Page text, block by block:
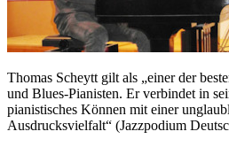
Thomas Scheytt gilt als „einer der
und Blues-Pianisten. Er verbindet in
pianistisches Können mit einer
Ausdrucksvielfalt“ (Jazzpodium